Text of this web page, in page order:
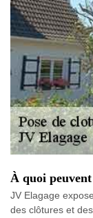
À quoi
JV Elagage
des clôtures et